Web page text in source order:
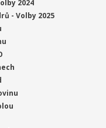
2024
- Volby 2025